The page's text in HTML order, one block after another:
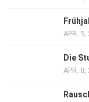
APR. 5,
Die
APR. 8,